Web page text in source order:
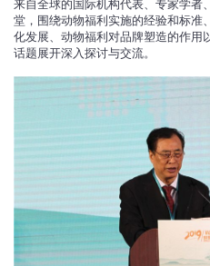
来自全球的国际机构代表、专家学者
堂，围绕动物福利实施的经验和标准
化发展、动物福利对品牌塑造的作用
话题展开深入探讨与交流。